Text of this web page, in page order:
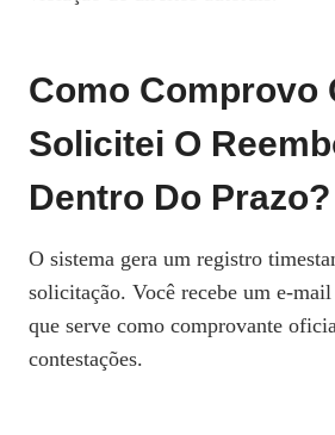
Como Comprovo
Solicitei O
Dentro Do Prazo?
O sistema gera um registro
solicitação. Você recebe um
que serve como comprovante
contestações.